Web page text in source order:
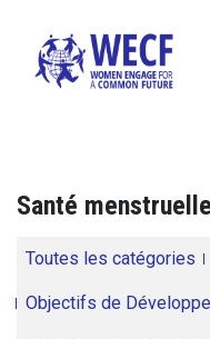
Santé menstruelle
Toutes les catégories
Objectifs de